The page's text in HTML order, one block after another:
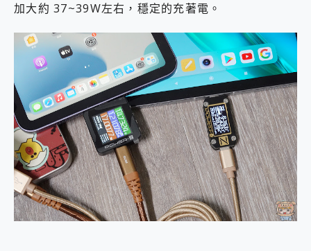
加大約 37~39W左右，穩定的充著電。